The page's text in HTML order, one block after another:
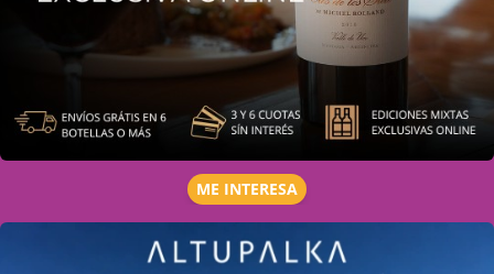
ME INTERESA